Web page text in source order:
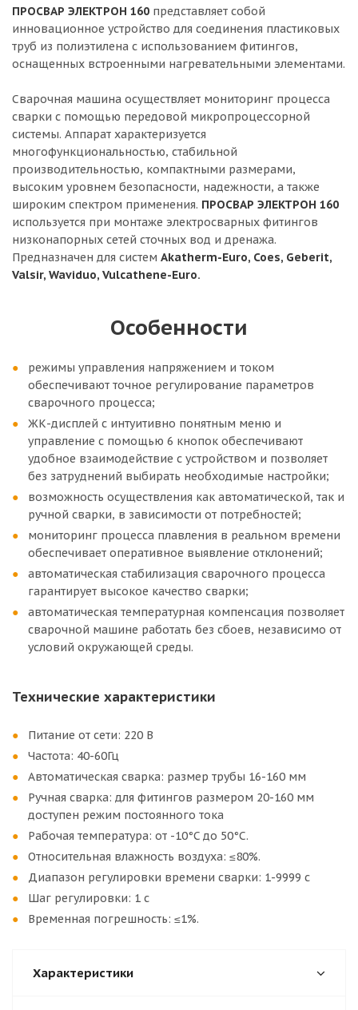
ПРОСВАР ЭЛЕКТРОН 160 представляет собой
инновационное устройство для соединения пластиковых
труб из полиэтилена с использованием фитингов,
оснащенных встроенными нагревательными элементами.
Сварочная машина осуществляет мониторинг процесса
сварки с помощью передовой микропроцессорной
системы. Аппарат характеризуется
многофункциональностью, стабильной
производительностью, компактными размерами,
высоким уровнем безопасности, надежности, а также
широким спектром применения. ПРОСВАР ЭЛЕКТРОН 160
используется при монтаже электросварных фитингов
низконапорных сетей сточных вод и дренажа.
Предназначен для систем Akatherm-Euro, Coes, Geberit,
Valsir, Waviduo, Vulcathene-Euro.
Особенности
режимы управления напряжением и током
обеспечивают точное регулирование параметров
сварочного процесса;
ЖК-дисплей с интуитивно понятным меню и
управление с помощью 6 кнопок обеспечивают
удобное взаимодействие с устройством и позволяет
без затруднений выбирать необходимые настройки;
возможность осуществления как автоматической, так и
ручной сварки, в зависимости от потребностей;
мониторинг процесса плавления в реальном времени
обеспечивает оперативное выявление отклонений;
автоматическая стабилизация сварочного процесса
гарантирует высокое качество сварки;
автоматическая температурная компенсация позволяет
сварочной машине работать без сбоев, независимо от
условий окружающей среды.
Технические характеристики
Питание от сети: 220 В
Частота: 40-60Гц
Автоматическая сварка: размер трубы 16-160 мм
Ручная сварка: для фитингов размером 20-160 мм
доступен режим постоянного тока
Рабочая температура: от -10°C до 50°C.
Относительная влажность воздуха: ≤80%.
Диапазон регулировки времени сварки: 1-9999 с
Шаг регулировки: 1 с
Временная погрешность: ≤1%.
Характеристики